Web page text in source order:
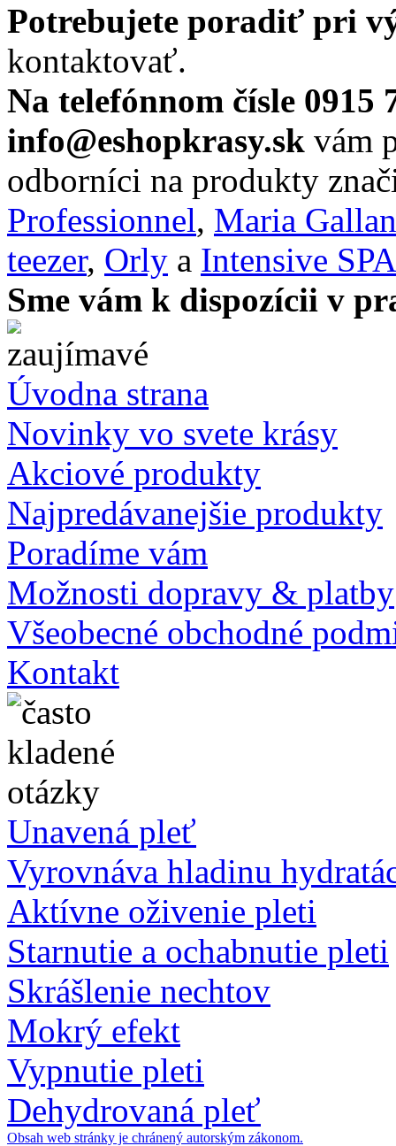
Potrebujete poradiť pri
kontaktovať.
Na telefónnom čísle 0915
info@eshopkrasy.sk vám
odborníci na produkty
Professionnel, Maria
teezer, Orly a Intensive SPA
Sme vám k dispozícii v
Úvodna strana
Novinky vo svete krásy
Akciové produkty
Najpredávanejšie produkty
Poradíme vám
Možnosti dopravy & platby
Všeobecné obchodné
Kontakt
Unavená pleť
Vyrovnáva hladinu
Aktívne oživenie pleti
Starnutie a ochabnutie pleti
Skrášlenie nechtov
Mokrý efekt
Vypnutie pleti
Dehydrovaná pleť
Obsah web stránky je chránený autorským zákonom.